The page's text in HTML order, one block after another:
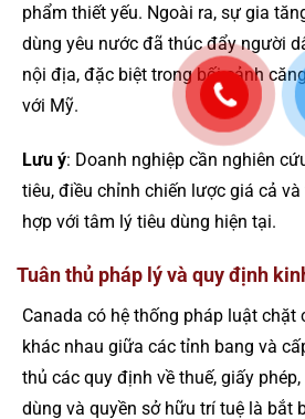
phẩm thiết yếu. Ngoài ra, sự gia
dùng yêu nước đã thúc đẩy người
nội địa, đặc biệt trong bối cảnh
với Mỹ.
Lưu ý: Doanh nghiệp cần nghiên
tiêu, điều chỉnh chiến lược giá cả
hợp với tâm lý tiêu dùng hiện tại.
Tuân thủ pháp lý và quy định
Canada có hệ thống pháp luật chặt
khác nhau giữa các tỉnh bang và
thủ các quy định về thuế, giấy
dùng và quyền sở hữu trí tuệ là bắt